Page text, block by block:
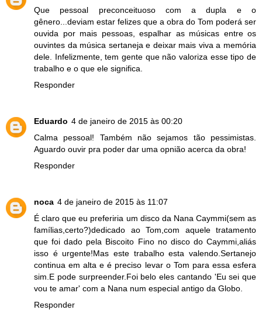
Que pessoal preconceituoso com a dupla e o
gênero...deviam estar felizes que a obra do Tom poderá ser
ouvida por mais pessoas, espalhar as músicas entre os
ouvintes da música sertaneja e deixar mais viva a memória
dele. Infelizmente, tem gente que não valoriza esse tipo de
trabalho e o que ele significa.
Responder
Eduardo 4 de janeiro de 2015 às 00:20
Calma pessoal! Também não sejamos tão pessimistas.
Aguardo ouvir pra poder dar uma opnião acerca da obra!
Responder
noca 4 de janeiro de 2015 às 11:07
É claro que eu preferiria um disco da Nana Caymmi(sem as
famílias,certo?)dedicado ao Tom,com aquele tratamento
que foi dado pela Biscoito Fino no disco do Caymmi,aliás
isso é urgente!Mas este trabalho esta valendo.Sertanejo
continua em alta e é preciso levar o Tom para essa esfera
sim.E pode surpreender.Foi belo eles cantando 'Eu sei que
vou te amar' com a Nana num especial antigo da Globo.
Responder